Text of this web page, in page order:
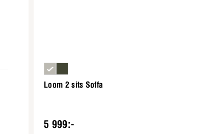
Loom 2 sits Soffa
5 999:-